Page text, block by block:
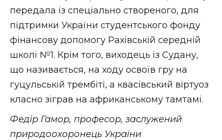
передала із спеціально створеного, для
підтримки України студентського фонду
фінансову допомогу Рахівській середній
школі №1. Крім того, виходець із Судану,
що називається, на ходу освоїв гру на
гуцульській трембіті, а квасівський віртуоз
класно зіграв на африканському тамтамі.
Федір Гамор, професор, заслужений
природоохоронець України